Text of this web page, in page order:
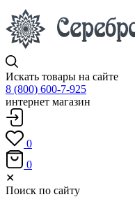
Искать товары на сайте
8 (800) 600-7-925
интернет магазин
0
0
✕
Поиск по сайту